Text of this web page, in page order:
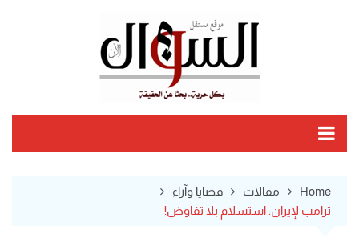
Home مقالات
قضايا وآراء
ترامب لإيران: استسلام بلا تفاوض!